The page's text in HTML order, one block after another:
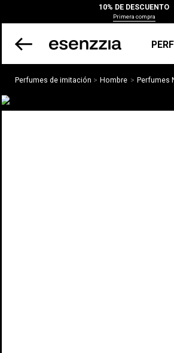
10% DE DESCUENTO
Primera compra
Perfumes de imitación Hombre Perfumes